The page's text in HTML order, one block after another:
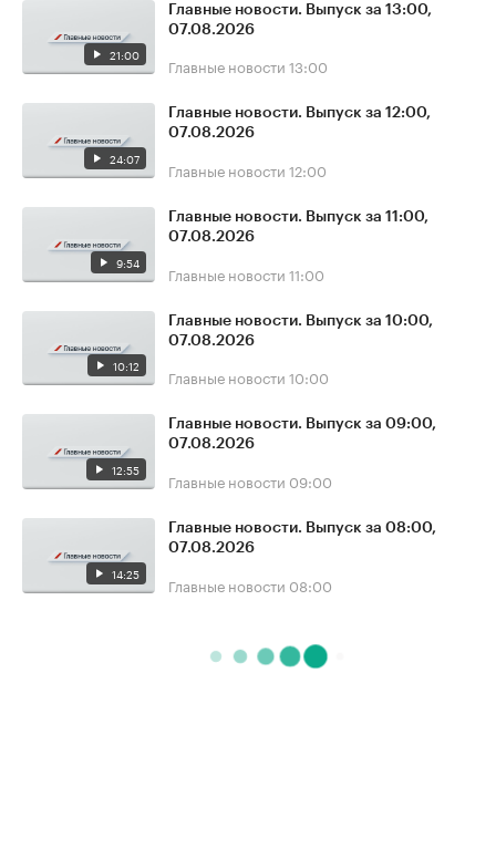
21:00
Главные новости. Выпуск за 13:00,
07.08.2026
Главные новости 13:00
24:07
Главные новости. Выпуск за 12:00,
07.08.2026
Главные новости 12:00
9:54
Главные новости. Выпуск за 11:00,
07.08.2026
Главные новости 11:00
10:12
Главные новости. Выпуск за 10:00,
07.08.2026
Главные новости 10:00
12:55
Главные новости. Выпуск за 09:00,
07.08.2026
Главные новости 09:00
14:25
Главные новости. Выпуск за 08:00,
07.08.2026
Главные новости 08:00